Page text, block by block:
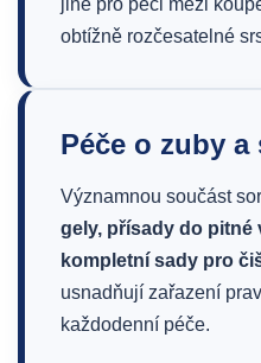
jiné pro péči mezi
obtížně rozčesatelné
Péče o zuby a
Významnou součást
gely, přísady do pitné
kompletní sady pro
usnadňují zařazení
každodenní péče.